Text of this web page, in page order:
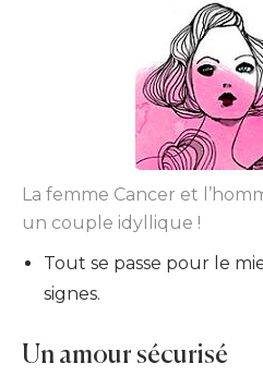
La femme Cancer et
un couple idyllique !
Tout se passe pour le
signes.
Un amour sécurisé